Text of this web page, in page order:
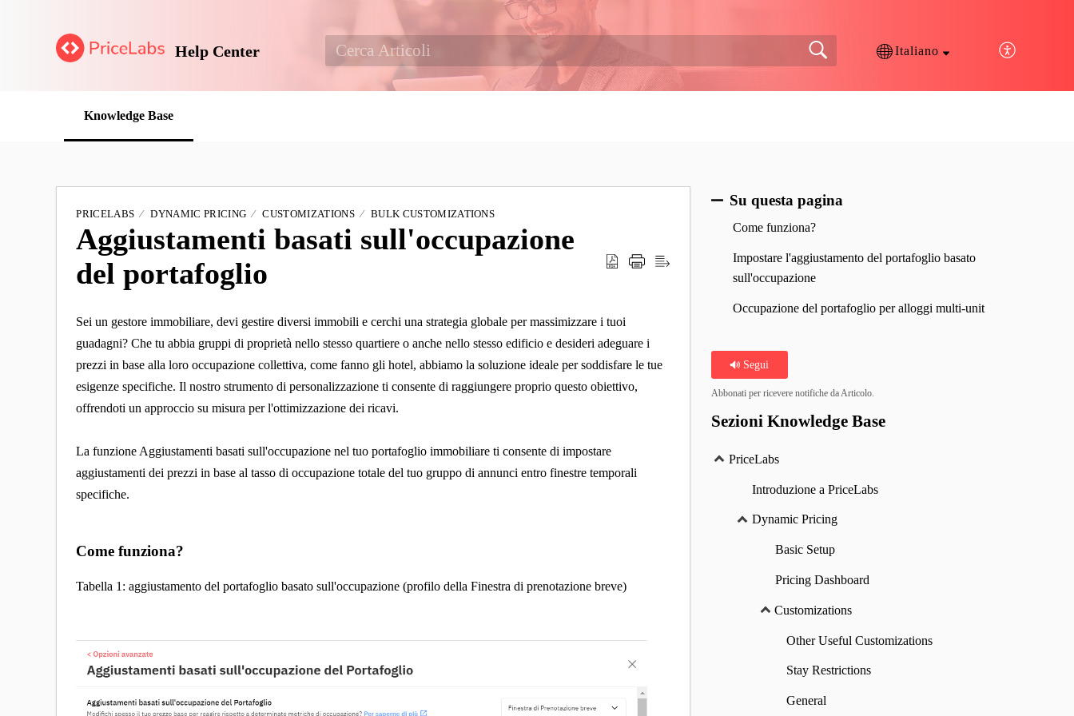
Help Center Italiano
Knowledge Base
PRICELABS DYNAMIC PRICING CUSTOMIZATIONS BULK CUSTOMIZATIONS
Aggiustamenti basati sull'occupazione
del portafoglio
Sei un gestore immobiliare, devi gestire diversi immobili e cerchi una strategia globale per massimizzare i tuoi
guadagni? Che tu abbia gruppi di proprietà nello stesso quartiere o anche nello stesso edificio e desideri adeguare i
prezzi in base alla loro occupazione collettiva, come fanno gli hotel, abbiamo la soluzione ideale per soddisfare le tue
esigenze specifiche. Il nostro strumento di personalizzazione ti consente di raggiungere proprio questo obiettivo,
offrendoti un approccio su misura per l'ottimizzazione dei ricavi.
La funzione Aggiustamenti basati sull'occupazione nel tuo portafoglio immobiliare ti consente di impostare
aggiustamenti dei prezzi in base al tasso di occupazione totale del tuo gruppo di annunci entro finestre temporali
specifiche.
Come funziona?
Tabella 1: aggiustamento del portafoglio basato sull'occupazione (profilo della Finestra di prenotazione breve)
Su questa pagina
Come funziona?
Impostare l'aggiustamento del portafoglio basato
sull'occupazione
Occupazione del portafoglio per alloggi multi-unit
Segui
Abbonati per ricevere notifiche da Articolo.
Sezioni Knowledge Base
PriceLabs
Introduzione a PriceLabs
Dynamic Pricing
Basic Setup
Pricing Dashboard
Customizations
Other Useful Customizations
Stay Restrictions
General